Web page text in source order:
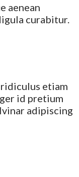
aenean
curabitur.
etiam
id pretium
adipiscing